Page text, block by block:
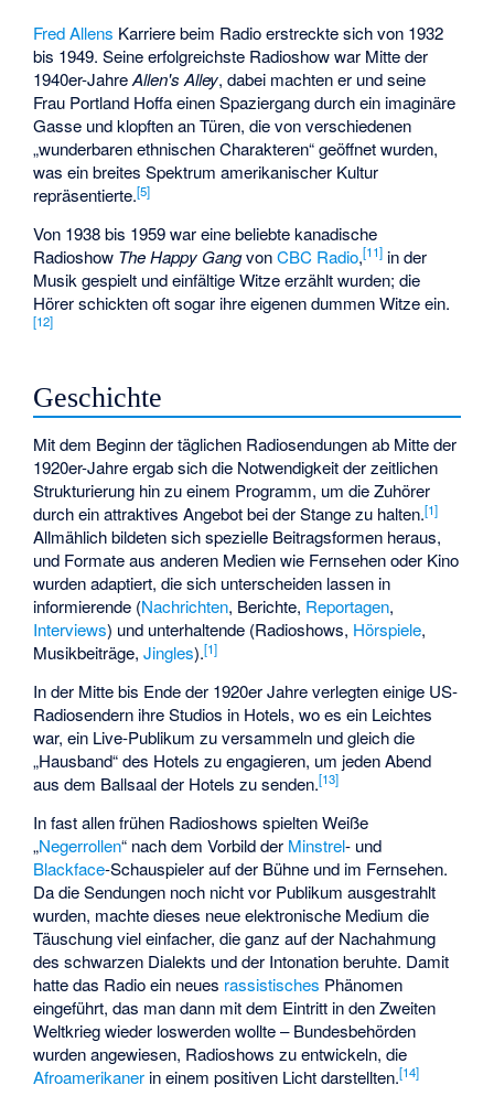
Fred Allens Karriere beim Radio erstreckte sich von 1932
bis 1949. Seine erfolgreichste Radioshow war Mitte der
1940er-JahreAllen's Alley, dabei machten er und seine
Frau Portland Hoffa einen Spaziergang durch ein imaginäre
Gasse und klopften an Türen, die von verschiedenen
„wunderbaren ethnischen Charakteren“ geöffnet wurden,
was ein breites Spektrum amerikanischer Kultur
repräsentierte.[5]
Von 1938 bis 1959 war eine beliebte kanadische
Radioshow The Happy GangvonCBC Radio,[11] in der
Musik gespielt und einfältige Witze erzählt wurden; die
Hörer schickten oft sogar ihre eigenen dummen Witze ein.
[12]
Geschichte
Mit dem Beginn der täglichen Radiosendungen ab Mitte der
1920er-Jahre ergab sich die Notwendigkeit der zeitlichen
Strukturierung hin zu einem Programm, um die Zuhörer
durch ein attraktives Angebot bei der Stange zu halten.[1]
Allmählich bildeten sich spezielle Beitragsformen heraus,
und Formate aus anderen Medien wie Fernsehen oder Kino
wurden adaptiert, die sich unterscheiden lassen in
informierende (Nachrichten, Berichte, Reportagen,
Interviews) und unterhaltende (Radioshows, Hörspiele,
Musikbeiträge,Jingles).[1]
In der Mitte bis Ende der 1920er Jahre verlegten einige US-
Radiosendern ihre Studios in Hotels, wo es ein Leichtes
war, ein Live-Publikum zu versammeln und gleich die
„Hausband“ des Hotels zu engagieren, um jeden Abend
aus dem Ballsaal der Hotels zu senden.[13]
In fast allen frühen Radioshows spielten Weiße
„Negerrollen“ nach dem Vorbild der Minstrel- und
Blackface-Schauspieler auf der Bühne und im Fernsehen.
Da die Sendungen noch nicht vor Publikum ausgestrahlt
wurden, machte dieses neue elektronische Medium die
Täuschung viel einfacher, die ganz auf der Nachahmung
des schwarzen Dialekts und der Intonation beruhte. Damit
hatte das Radio ein neues rassistisches Phänomen
eingeführt, das man dann mit dem Eintritt in den Zweiten
Weltkrieg wieder loswerden wollte – Bundesbehörden
wurden angewiesen, Radioshows zu entwickeln, die
Afroamerikaner in einem positiven Licht darstellten.[14]